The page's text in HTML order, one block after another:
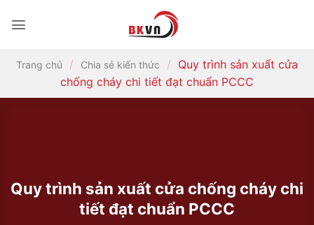
qua
dungTrang chủ / Chia sẻ kiến thức / Quy trình sản xuất cửa
chống cháy chi tiết đạt chuẩn PCCC
Quy trình sản xuất cửa chống cháy chi
tiết đạt chuẩn PCCC